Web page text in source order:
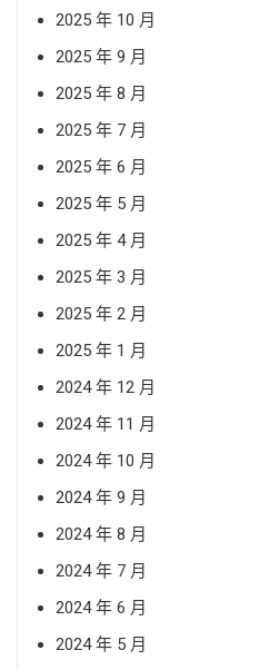
2025 年 10 月
2025 年 9 月
2025 年 8 月
2025 年 7 月
2025 年 6 月
2025 年 5 月
2025 年 4 月
2025 年 3 月
2025 年 2 月
2025 年 1 月
2024 年 12 月
2024 年 11 月
2024 年 10 月
2024 年 9 月
2024 年 8 月
2024 年 7 月
2024 年 6 月
2024 年 5 月